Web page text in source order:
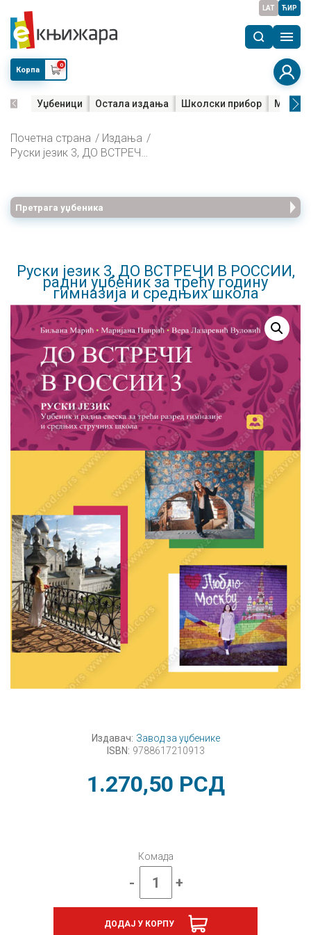
LAT ЋИР
Корпа
0
Уџбеници Остала издања Школски прибор Мала
Почетна страна
Издања
Руски језик 3, ДО ВСТРЕЧИ В РОССИИ, радни уџбеник за трећу годину гимназија и средњих школа
Претрага уџбеника
Руски језик 3, ДО ВСТРЕЧИ В РОССИИ,
радни уџбеник за трећу годину
гимназија и средњих школа
Издавач: Завод за уџбенике
ISBN: 9788617210913
1.270,50 РСД
Комада
-
Руски
језик
ДО
+
ДОДАЈ У КОРПУ